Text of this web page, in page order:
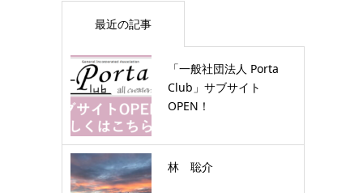
最近の記事
「一般社団法人 Porta
Club」サブサイト
OPEN！
林 聡介